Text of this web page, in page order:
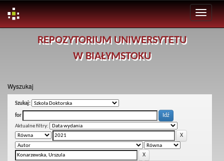
REPOZYTORIUM UNIWERSYTETU
W BIAŁYMSTOKU
Wyszukaj
Szukaj:
for
Aktualne filtry: